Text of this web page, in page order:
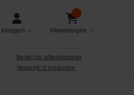
Inloggen Winkelwagen
Bestel op artikelnummer
Vergelijk: 0 producten